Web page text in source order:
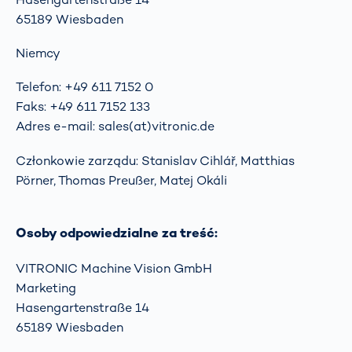
65189 Wiesbaden
Niemcy
Telefon: +49 611 7152 0
Faks: +49 611 7152 133
Adres e-mail: sales(at)vitronic.de
Członkowie zarządu: Stanislav Cihlář, Matthias
Pörner, Thomas Preußer, Matej Okáli
Osoby odpowiedzialne za treść:
VITRONIC Machine Vision GmbH
Marketing
Hasengartenstraße 14
65189 Wiesbaden